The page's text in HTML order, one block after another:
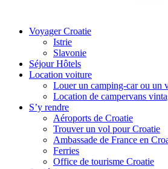
Voyager Croatie
Istrie
Slavonie
Séjour Hôtels
Location voiture
Louer un camping-car ou un
Location de campervans
S’y rendre
Aéroports de Croatie
Trouver un vol pour Croatie
Ambassade de France en
Ferries
Office de tourisme Croatie